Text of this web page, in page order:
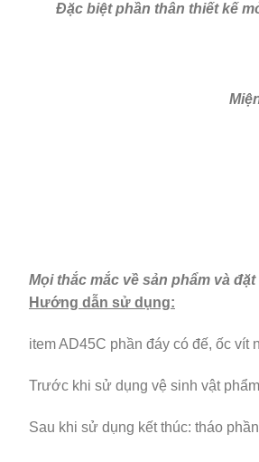
Đặc biệt phần thân thiết kế
Mọi thắc mắc về sản phẩm và
Hướng dẫn sử dụng:
item AD45C phần đáy có đế, ốc
Trước khi sử dụng vệ sinh vật
Sau khi sử dụng kết thúc: tháo